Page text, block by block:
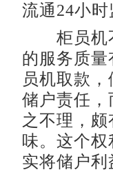
流通24小
柜员机不
的服务质
员机取款
储户责任
之不理，
味。这个
实将储户